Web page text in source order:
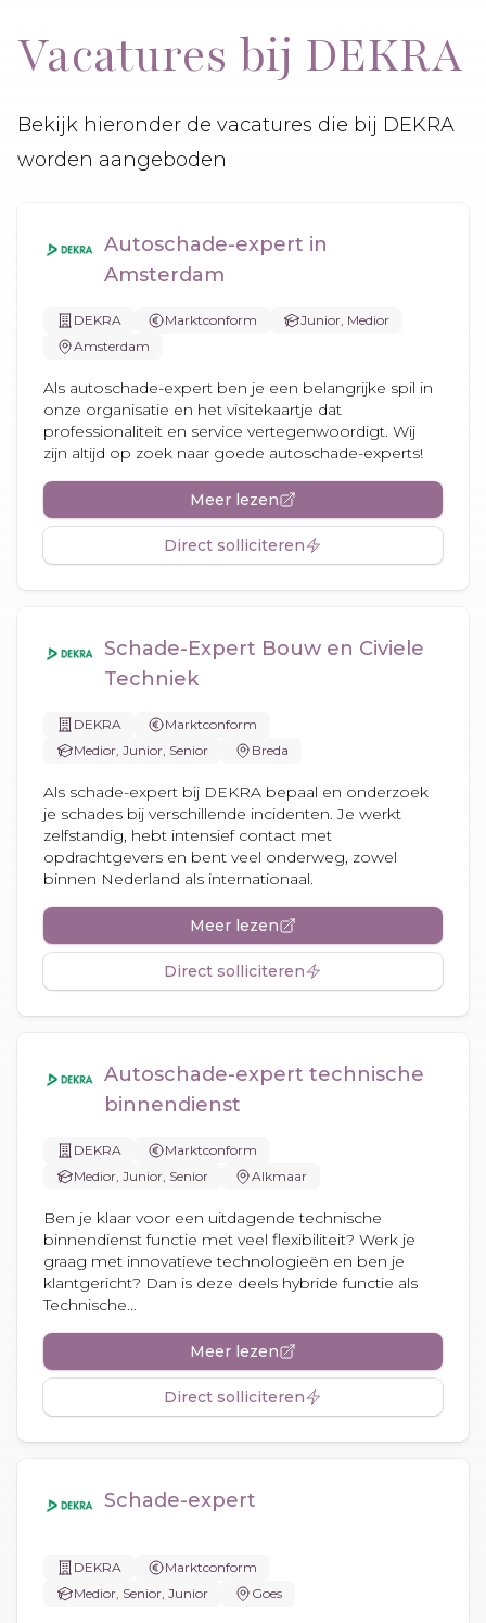
Vacatures bij DEKRA
Bekijk hieronder de vacatures die bij DEKRA
worden aangeboden
Autoschade-expert in
Amsterdam
DEKRA Marktconform
Junior, Medior
Amsterdam
Als autoschade-expert ben je een belangrijke spil in
onze organisatie en het visitekaartje dat
professionaliteit en service vertegenwoordigt. Wij
zijn altijd op zoek naar goede autoschade-experts!
Meer lezen
Direct solliciteren
Schade-Expert Bouw en Civiele
Techniek
DEKRA
Marktconform
Medior, Junior, Senior
Breda
Als schade-expert bij DEKRA bepaal en onderzoek
je schades bij verschillende incidenten. Je werkt
zelfstandig, hebt intensief contact met
opdrachtgevers en bent veel onderweg, zowel
binnen Nederland als internationaal.
Meer lezen
Direct solliciteren
Autoschade-expert technische
binnendienst
DEKRA
Marktconform
Medior, Junior, Senior
Alkmaar
Ben je klaar voor een uitdagende technische
binnendienst functie met veel flexibiliteit? Werk je
graag met innovatieve technologieën en ben je
klantgericht? Dan is deze deels hybride functie als
Technische...
Meer lezen
Direct solliciteren
Schade-expert
DEKRA
Marktconform
Medior, Senior, Junior
Goes